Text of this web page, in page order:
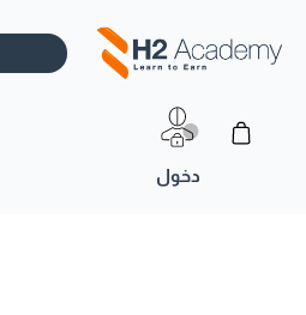
المحتوى
Cart